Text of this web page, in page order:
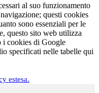
al suo funzionamento
questi cookies
sono essenziali per le
questo sito web utilizza
i cookies di Google
specificati nelle tabelle qui
estesa.